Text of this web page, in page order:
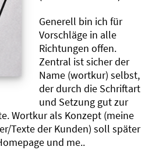
Generell bin ich für
Vorschläge in alle
Richtungen offen.
Zentral ist sicher der
Name (wortkur) selbst,
der durch die Schriftart
und Setzung gut zur
Wortkur als Konzept (meine
Texte der Kunden) soll später
und me..